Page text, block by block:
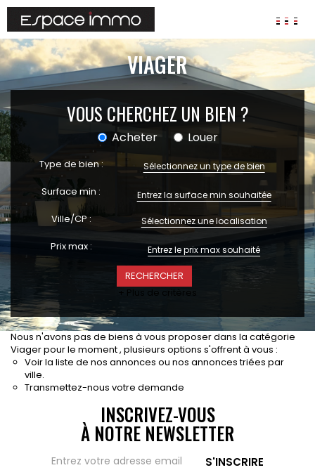
AGENCES
ANNONCES
VIAGER
IMMOBILIER D'ENTREPRISE
Locaux commerciaux
Bureaux
FAIRE GÉRER
Gestion locative
Garantie Loyers impayés
Assurances
SYNDIC
CONTACT
RECRUTEMENT
Actualités
Partenaires
Le palmarès de l'entreprise
VIAGER
VOUS CHERCHEZ UN BIEN ?
Acheter Louer
Type de bien : Sélectionnez un type de bien
Surface min :
Ville/CP : Sélectionnez une localisation
Prix max :
+ Plus de critères
Nous n'avons pas de biens à vous proposer dans la catégorie
Viager pour le moment , plusieurs options s'offrent à vous :
Voirla liste de nos annonces ou nos annonces triées par
ville.
Transmettez-nous votre demande
INSCRIVEZ-VOUS
À NOTRE NEWSLETTER
S'INSCRIRE